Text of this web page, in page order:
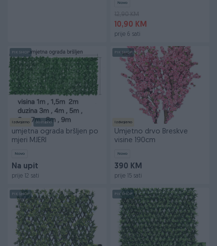
Novo
12,90 KM
10,90 KM
prije 6 sati
PIK SHOP
Izdvojeno Dostupno
umjetna ograda bršljen po
mjeri MJERI
Novo
Na upit
prije 12 sati
PIK SHOP
Izdvojeno
Umjetno drvo Breskve
visine 190cm
Novo
390 KM
prije 15 sati
PIK SHOP PIK SHOP